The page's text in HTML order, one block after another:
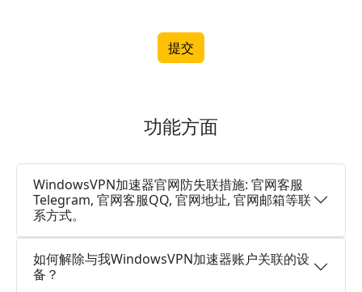
功能方面
WindowsVPN加速器官网防失联措施: 官网客服
Telegram, 官网客服QQ, 官网地址, 官网邮箱等联
系方式。
如何解除与我WindowsVPN加速器账户关联的设
备？